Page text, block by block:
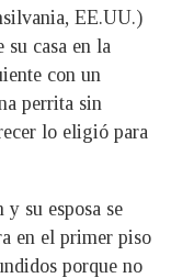
EE.UU.)
casa en la
con un
perrita sin
lo eligió para
su esposa se
en el primer piso
porque no